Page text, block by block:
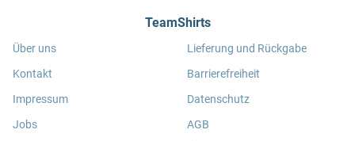
TeamShirts
Über uns
Kontakt
Impressum
Jobs
Lieferung und Rückgabe
Barrierefreiheit
Datenschutz
AGB